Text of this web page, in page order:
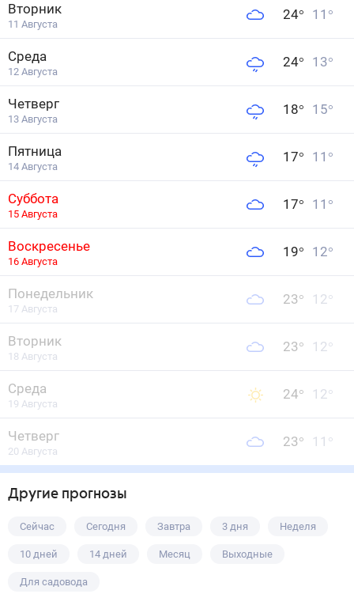
Вторник
11 Августа
24° 11 °
Среда
12 Августа
24° 13°
Четверг
13 Августа
18° 15°
Пятница
14 Августа
17° 11 °
Суббота
15 Августа
17° 11 °
Воскресенье
16 Августа
19° 12°
Понедельник
17 Августа
23° 12°
Вторник
18 Августа
23° 12°
Среда
19 Августа
24° 12°
Четверг
20 Августа
23° 11 °
Другие прогнозы
Сейчас Сегодня Завтра 3 дня Неделя
10 дней 14 дней Месяц Выходные
Для садовода